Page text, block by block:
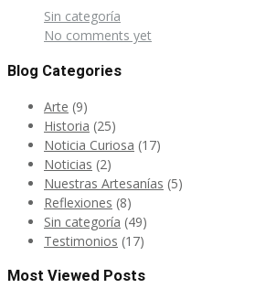
Sin categoría
No comments yet
Blog Categories
Arte (9)
Historia (25)
Noticia Curiosa (17)
Noticias (2)
Nuestras Artesanías (5)
Reflexiones (8)
Sin categoría (49)
Testimonios (17)
Most Viewed Posts